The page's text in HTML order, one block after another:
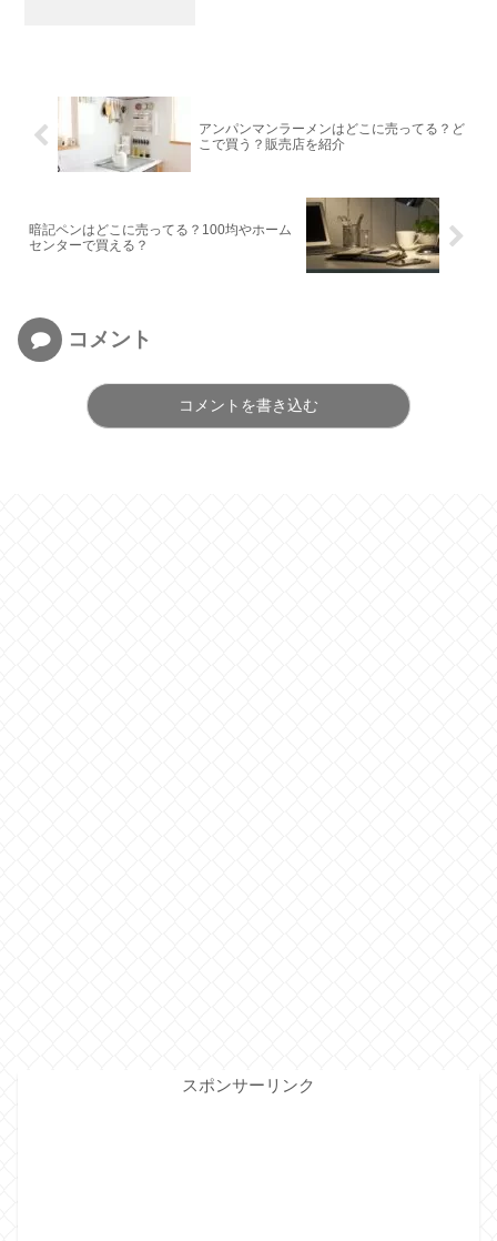
アンパンマンラーメンはどこに売ってる？ど
こで買う？販売店を紹介
暗記ペンはどこに売ってる？100均やホーム
センターで買える？
コメント
コメントを書き込む
スポンサーリンク